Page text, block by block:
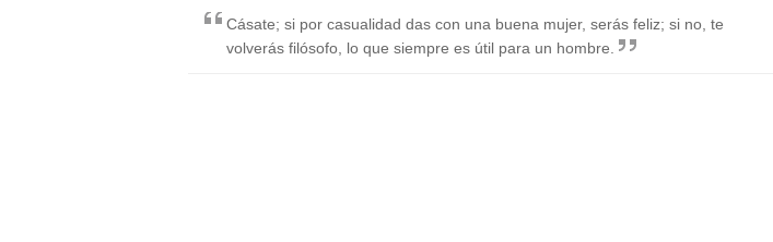
Cásate; si por casualidad das con una buena mujer, serás feliz; si no, te
volverás filósofo, lo que siempre es útil para un hombre.